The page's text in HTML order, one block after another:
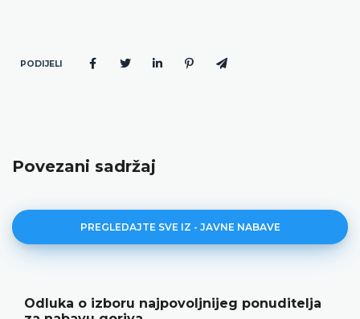
PODIJELI
Povezani sadržaj
PREGLEDAJTE SVE IZ - JAVNE NABAVE
Odluka o izboru najpovoljnijeg ponuditelja